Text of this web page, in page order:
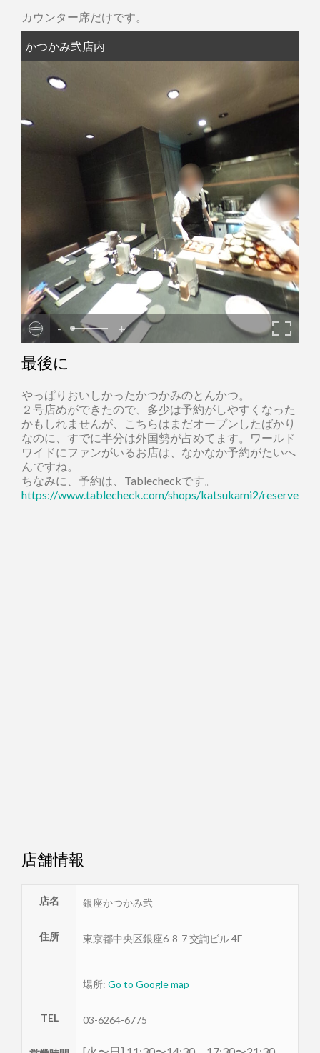
カウンター席だけです。
かつかみ弐店内
- +
最後に
やっぱりおいしかったかつかみのとんかつ。
２号店めができたので、多少は予約がしやすくなった
かもしれませんが、こちらはまだオープンしたばかり
なのに、すでに半分は外国勢が占めてます。ワールド
ワイドにファンがいるお店は、なかなか予約がたいへ
んですね。
ちなみに、予約は、Tablecheckです。
https://www.tablecheck.com/shops/katsukami2/reserve
店舗情報
店名 銀座かつかみ弐
住所 東京都中央区銀座6-8-7 交詢ビル 4F
場所: Go to Google map
TEL 03-6264-6775